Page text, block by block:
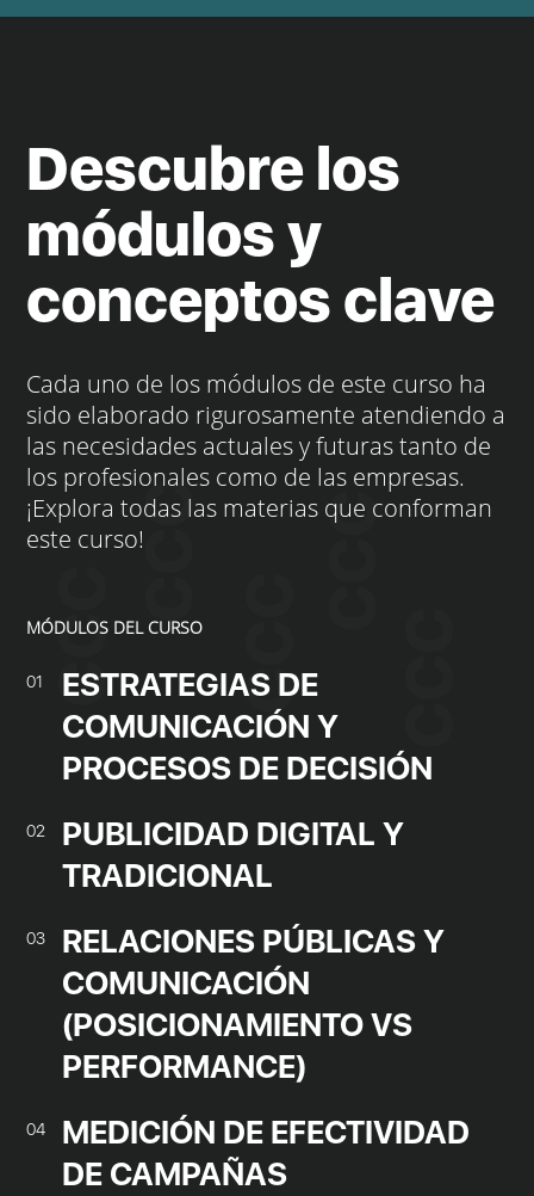
Descubre los
módulos y
conceptos clave
Cada uno de los módulos de este curso ha
sido elaborado rigurosamente atendiendo a
las necesidades actuales y futuras tanto de
los profesionales como de las empresas.
¡Explora todas las materias que conforman
este curso!
MÓDULOS DEL CURSO
01
ESTRATEGIAS DE
COMUNICACIÓN Y
PROCESOS DE DECISIÓN
02
PUBLICIDAD DIGITAL Y
TRADICIONAL
03
RELACIONES PÚBLICAS Y
COMUNICACIÓN
(POSICIONAMIENTO VS
PERFORMANCE)
04
MEDICIÓN DE EFECTIVIDAD
DE CAMPAÑAS